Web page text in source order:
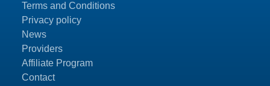
Terms and Conditions
Privacy policy
News
Providers
Affiliate Program
Contact